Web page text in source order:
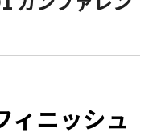
ィニッシュ